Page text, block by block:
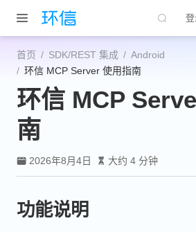
跳至主要內容
首页 SDK/REST 集成
Android
环信 MCP Server 使用指南
环信 MCP
南
2026年8月4日 大约 4 分钟
功能说明